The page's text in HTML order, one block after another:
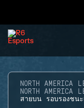
NORTH AMERICA
NORTH AMERICA
สายบน รอบรองชนะ